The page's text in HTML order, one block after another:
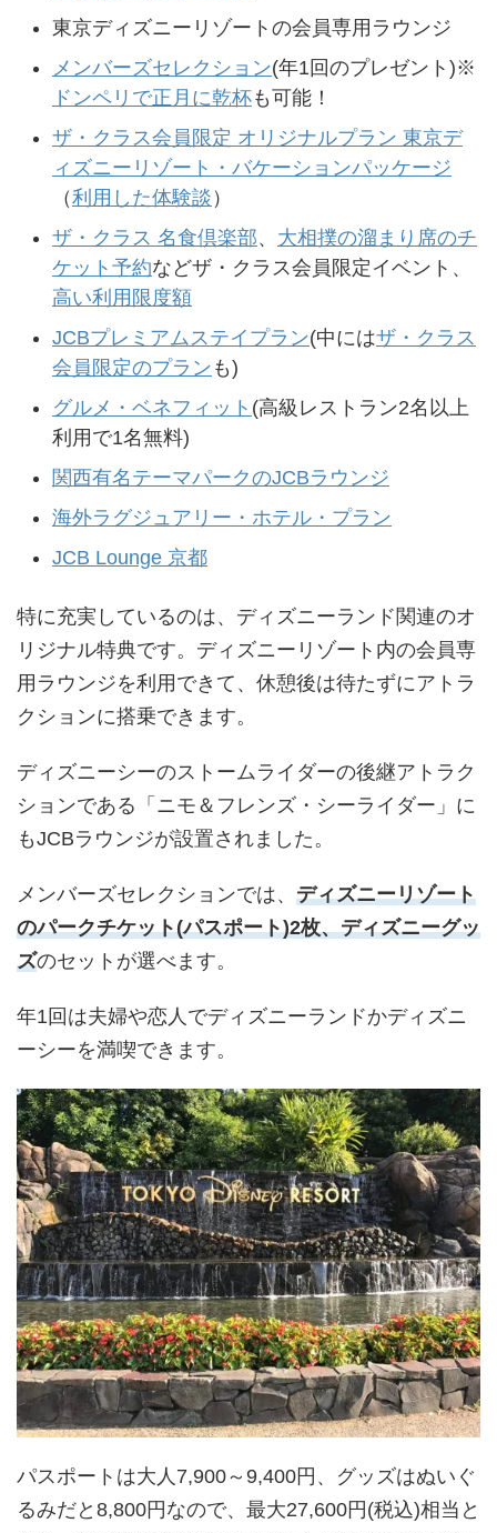
東京ディズニーリゾートの会員専用ラウンジ
メンバーズセレクション(年1回のプレゼント)※
ドンペリで正月に乾杯も可能！
ザ・クラス会員限定 オリジナルプラン 東京デ
ィズニーリゾート・バケーションパッケージ
（利用した体験談 ）
ザ・クラス 名食倶楽部、 大相撲の溜まり席のチ
ケット予約などザ・クラス会員限定イベント、
高い利用限度額
JCBプレミアムステイプラン(中にはザ・クラス
会員限定のプラン も)
グルメ・ベネフィット (高級レストラン2名以上
利用で1名無料)
関西有名テーマパークのJCBラウンジ
海外ラグジュアリー・ホテル・プラン
JCB Lounge 京都
特に充実しているのは、ディズニーランド関連のオ
リジナル特典です。ディズニーリゾート内の会員専
用ラウンジを利用できて、休憩後は待たずにアトラ
クションに搭乗できます。
ディズニーシーのストームライダーの後継アトラク
ションである「ニモ＆フレンズ・シーライダー」に
もJCBラウンジが設置されました。
メンバーズセレクションでは、 ディズニーリゾート
のパークチケット(パスポート)2枚、ディズニーグッ
ズのセットが選べます。
年1回は夫婦や恋人でディズニーランドかディズニ
ーシーを満喫できます。
パスポートは大人7,900～9,400円、グッズはぬいぐ
るみだと8,800円なので、最大27,600円(税込)相当と